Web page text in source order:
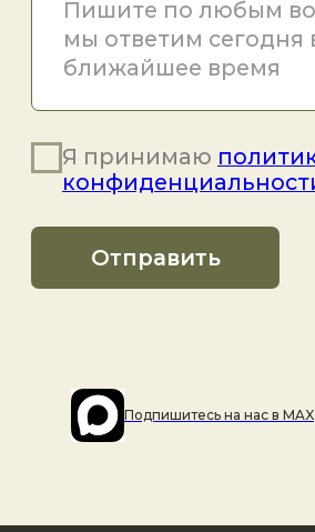
Подпишитесь на наc в MAX